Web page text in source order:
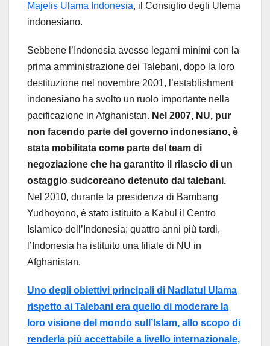
Majelis Ulama Indonesia, il Consiglio degli Ulema
indonesiano.
Sebbene l’Indonesia avesse legami minimi con la
prima amministrazione dei Talebani, dopo la loro
destituzione nel novembre 2001, l’establishment
indonesiano ha svolto un ruolo importante nella
pacificazione in Afghanistan. Nel 2007, NU, pur
non facendo parte del governo indonesiano, è
stata mobilitata come parte del team di
negoziazione che ha garantito il rilascio di un
ostaggio sudcoreano detenuto dai talebani.
Nel 2010, durante la presidenza di Bambang
Yudhoyono, è stato istituito a Kabul il Centro
Islamico dell’Indonesia; quattro anni più tardi,
l’Indonesia ha istituito una filiale di NU in
Afghanistan.
Uno degli obiettivi principali di Nadlatul Ulama
rispetto ai Talebani era quello di moderare la
loro visione del mondo sull’Islam, allo scopo di
renderla più accettabile a livello internazionale,